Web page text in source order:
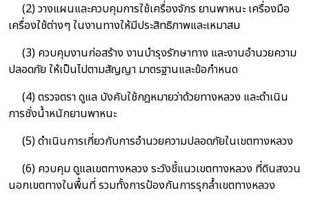
(2) วางแผนและควบคุมการใช้เครื่องจักร ยานพาหนะ เครื่องมือ
เครื่องใช้ต่างๆ ในงานทางให้มีประสิทธิภาพและเหมาสม
(3) ควบคุมงานก่อสร้าง งานบำรุงรักษาทาง และงานอำนวยความ
ปลอดภัย ให้เป็นไปตามสัญญา มาตรฐานและข้อกำหนด
(4) ตรวจตรา ดูแล บังคับใช้กฎหมายว่าด้วยทางหลวง และดำเนิน
การชั่งน้ำหนักยานพาหนะ
(5) ดำเนินการเกี่ยวกับการอำนวยความปลอดภัยในเขตทางหลวง
(6) ควบคุม ดูแลเขตทางหลวง ระวังชี้แนวเขตทางหลวง ที่ดินสงวน
นอกเขตทางในพื้นที่ รวมทั้งการป้องกันการรุกล้ำเขตทางหลวง